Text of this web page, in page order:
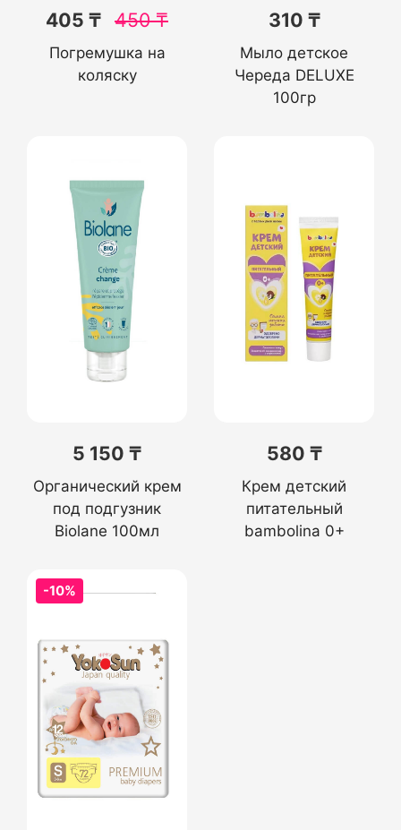
405 ₸ 450₸
Погремушка на
коляску
310 ₸
Мыло детское
Череда DELUXE
100гр
5 150 ₸
Органический крем
под подгузник
Biolane 100мл
580 ₸
Крем детский
питательный
bambolina 0+
-10%